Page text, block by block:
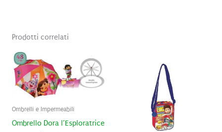
Prodotti correlati
Ombrelli e Impermeabili
Ombrello Dora l’Esploratrice